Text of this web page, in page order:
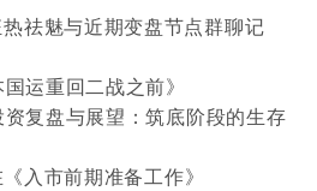
祛魅与近期变盘节点群聊记
国运重回二战之前》
资复盘与展望：筑底阶段的生存
入市前期准备工作》